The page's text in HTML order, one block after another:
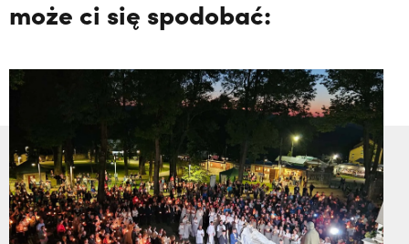
może ci się spodobać: